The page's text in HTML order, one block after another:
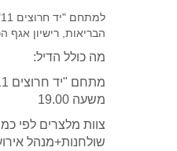
הבריאות, רישיון אגף
מה כולל הדיל:
משעה 19.00
שולחנות+מנהל